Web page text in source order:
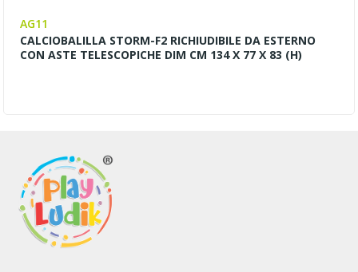
AG11
CALCIOBALILLA STORM-F2 RICHIUDIBILE DA ESTERNO
CON ASTE TELESCOPICHE DIM CM 134 X 77 X 83 (H)